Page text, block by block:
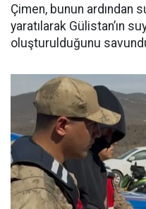
Çimen, bunun ardından
yaratılarak Gülistan’ın
oluşturulduğunu